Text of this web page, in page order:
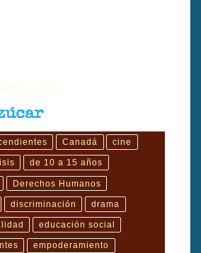
2024
Canadá cine
de 10 a 15 años
Derechos Humanos
discriminación drama
educación social
empoderamiento